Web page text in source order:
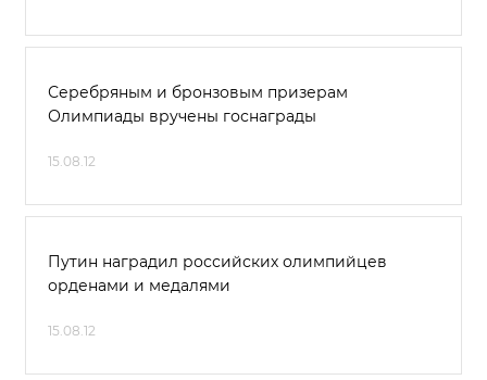
Серебряным и бронзовым призерам
Олимпиады вручены госнаграды
15.08.12
Путин наградил российских олимпийцев
орденами и медалями
15.08.12